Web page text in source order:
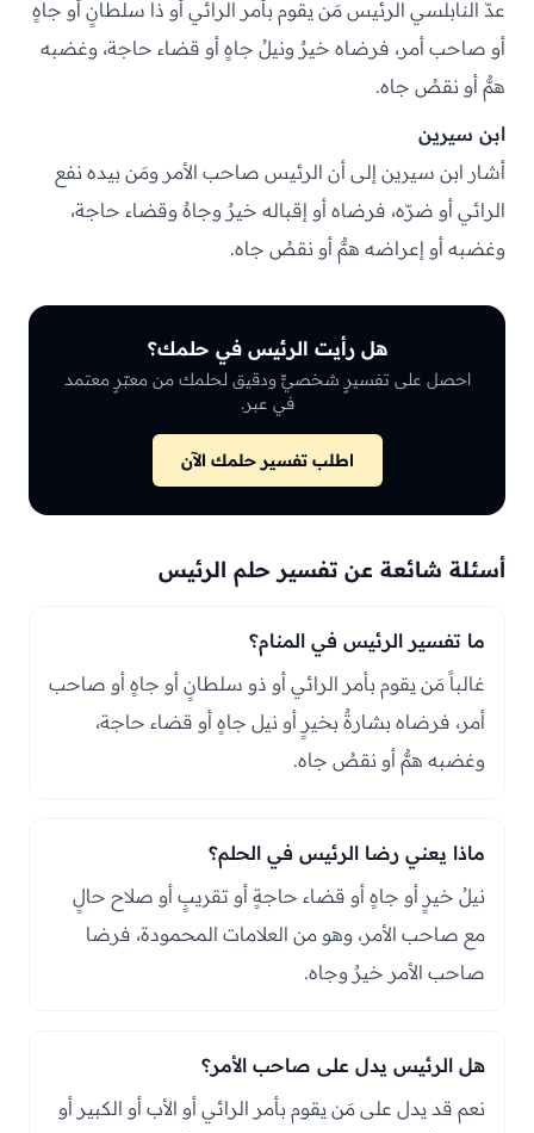
عدّ النابلسي الرئيس مَن يقوم بأمر الرائي أو ذا سلطانٍ أو جاهٍ
أو صاحب أمر، فرضاه خيرٌ ونيلُ جاهٍ أو قضاء حاجة، وغضبه
همٌّ أو نقصُ جاه.
ابن سيرين
أشار ابن سيرين إلى أن الرئيس صاحب الأمر ومَن بيده نفع
الرائي أو ضرّه، فرضاه أو إقباله خيرٌ وجاهٌ وقضاء حاجة،
وغضبه أو إعراضه همٌّ أو نقصُ جاه.
هل رأيت الرئيس في حلمك؟
احصل على تفسيرٍ شخصيٍّ ودقيق لحلمك من معبّرٍ معتمد
في عبر.
اطلب تفسير حلمك الآن
أسئلة شائعة عن تفسير حلم الرئيس
ما تفسير الرئيس في المنام؟
غالباً مَن يقوم بأمر الرائي أو ذو سلطانٍ أو جاهٍ أو صاحب
أمر، فرضاه بشارةٌ بخيرٍ أو نيل جاهٍ أو قضاء حاجة،
وغضبه همٌّ أو نقصُ جاه.
ماذا يعني رضا الرئيس في الحلم؟
نيلُ خيرٍ أو جاهٍ أو قضاء حاجةٍ أو تقريبٍ أو صلاح حالٍ
مع صاحب الأمر، وهو من العلامات المحمودة، فرضا
صاحب الأمر خيرٌ وجاه.
هل الرئيس يدل على صاحب الأمر؟
نعم قد يدل على مَن يقوم بأمر الرائي أو الأب أو الكبير أو